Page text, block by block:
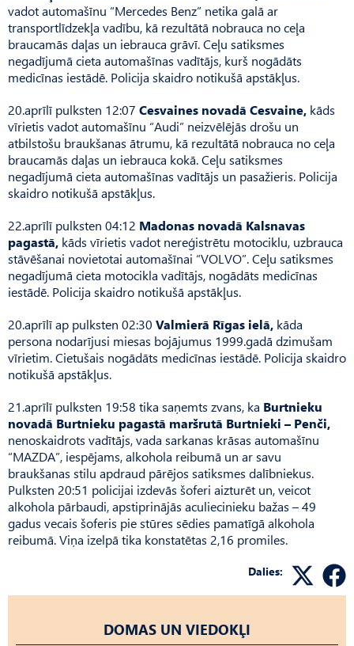
vadot automašīnu “Mercedes Benz” netika galā ar
transportlīdzekļa vadību, kā rezultātā nobrauca no ceļa
braucamās daļas un iebrauca grāvī. Ceļu satiksmes
negadījumā cieta automašīnas vadītājs, kurš nogādāts
medicīnas iestādē. Policija skaidro notikušā apstākļus.
20.aprīlī pulksten 12:07 Cesvaines novadā Cesvaine, kāds
vīrietis vadot automašīnu “Audi” neizvēlējās drošu un
atbilstošu braukšanas ātrumu, kā rezultātā nobrauca no ceļa
braucamās daļas un iebrauca kokā. Ceļu satiksmes
negadījumā cieta automašīnas vadītājs un pasažieris. Policija
skaidro notikušā apstākļus.
22.aprīlī pulksten 04:12 Madonas novadā Kalsnavas
pagastā, kāds vīrietis vadot nereģistrētu motociklu, uzbrauca
stāvēšanai novietotai automašīnai “VOLVO”. Ceļu satiksmes
negadījumā cieta motocikla vadītājs, nogādāts medicīnas
iestādē. Policija skaidro notikušā apstākļus.
20.aprīlī ap pulksten 02:30 Valmierā Rīgas ielā, kāda
persona nodarījusi miesas bojājumus 1999.gadā dzimušam
vīrietim. Cietušais nogādāts medicīnas iestādē. Policija skaidro
notikušā apstākļus.
21.aprīlī pulksten 19:58 tika saņemts zvans, ka Burtnieku
novadā Burtnieku pagastā maršrutā Burtnieki – Penči,
nenoskaidrots vadītājs, vada sarkanas krāsas automašīnu
“MAZDA”, iespējams, alkohola reibumā un ar savu
braukšanas stilu apdraud pārējos satiksmes dalībniekus.
Pulksten 20:51 policijai izdevās šoferi aizturēt un, veicot
alkohola pārbaudi, apstiprinājās aculiecinieku bažas – 49
gadus vecais šoferis pie stūres sēdies pamatīgā alkohola
reibumā. Viņa izelpā tika konstatētas 2,16 promiles.
Dalies:
DOMAS UN VIEDOKĻI